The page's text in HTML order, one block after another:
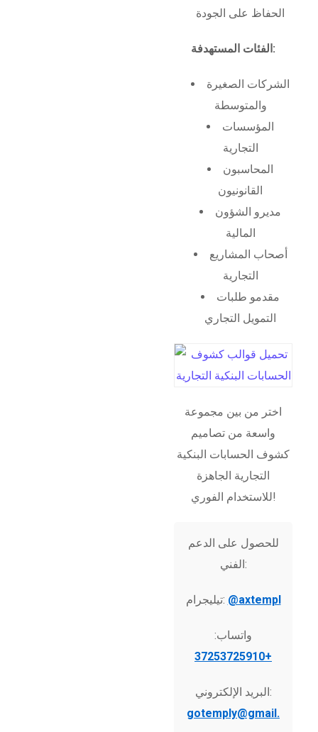
الحفاظ على الجودة
الفئات المستهدفة:
الشركات الصغيرة
والمتوسطة
المؤسسات
التجارية
المحاسبون
القانونيون
مديرو الشؤون
المالية
أصحاب المشاريع
التجارية
مقدمو طلبات
التمويل التجاري
اختر من بين مجموعة
واسعة من تصاميم
كشوف الحسابات البنكية
التجارية الجاهزة
للاستخدام الفوري!
للحصول على الدعم
الفني:
تيليجرام: @axtempl
واتساب:
+37253725910
البريد الإلكتروني:
gotemply@gmail.